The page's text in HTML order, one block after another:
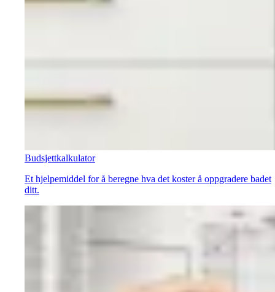
Budsjettkalkulator
Et hjelpemiddel for å beregne hva det koster å oppgradere badet
ditt.